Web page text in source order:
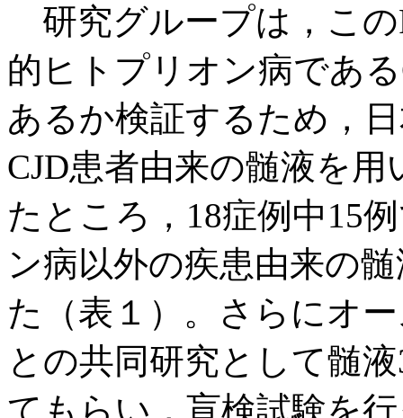
研究グループは，この
的ヒトプリオン病であ
あるか検証するため，
CJD患者由来の髄液を
たところ，18症例中15
ン病以外の疾患由来の
た（表１）。さらにオ
との共同研究として髄
てもらい，盲検試験を